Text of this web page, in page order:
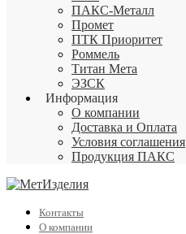
ПАКС-Металл
Промет
ПТК Приоритет
Роммель
Титан Мета
ЭЗСК
Информация
О компании
Доставка и Оплата
Условия соглашения
Продукция ПАКС
Контакты
О компании